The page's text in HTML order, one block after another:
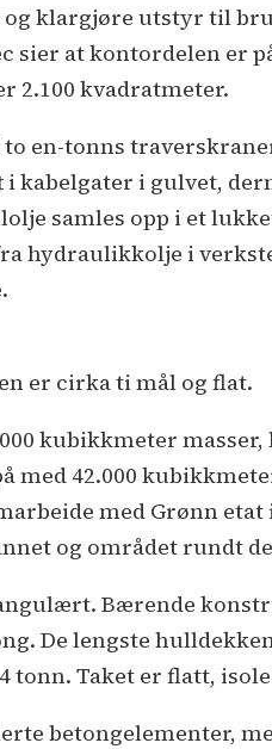
klargjøre utstyr til
sier at kontordelen er
2.100 kvadratmeter.
en-tonns
kabelgater i gulvet,
samles opp i et
hydraulikkolje i
er cirka ti mål og flat.
kubikkmeter
med 42.000
med Grønn
og området rundt
Bærende
De lengste
tonn. Taket er flatt,
betongelementer,